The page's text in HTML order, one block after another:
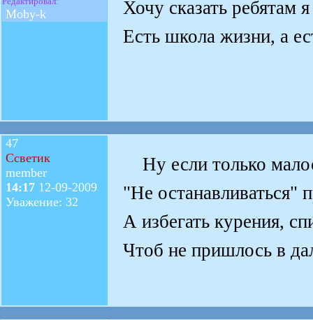
Moby-k
Хочу сказать ребятам
Есть школа жизни, а
47
Ссветик
member
14:17 12-09-2009
Уважение: 32
Ну если только
"Не останавливаться"
А избегать курения,
Чтоб не пришлось в